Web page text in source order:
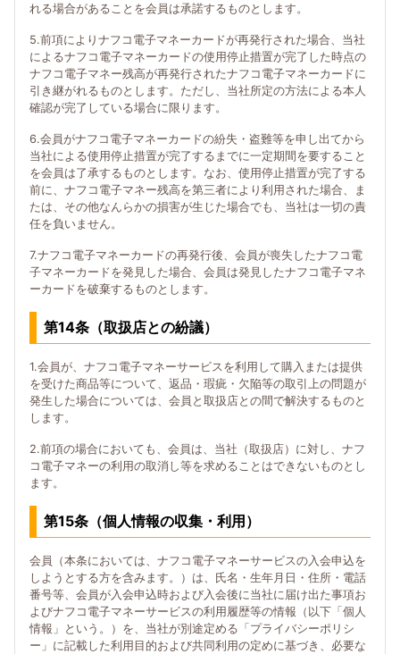
れる場合があることを会員は承諾するものとします。
5.前項によりナフコ電子マネーカードが再発行された場合、当社
によるナフコ電子マネーカードの使用停止措置が完了した時点の
ナフコ電子マネー残高が再発行されたナフコ電子マネーカードに
引き継がれるものとします。ただし、当社所定の方法による本人
確認が完了している場合に限ります。
6.会員がナフコ電子マネーカードの紛失・盗難等を申し出てから
当社による使用停止措置が完了するまでに一定期間を要すること
を会員は了承するものとします。なお、使用停止措置が完了する
前に、ナフコ電子マネー残高を第三者により利用された場合、ま
たは、その他なんらかの損害が生じた場合でも、当社は一切の責
任を負いません。
7.ナフコ電子マネーカードの再発行後、会員が喪失したナフコ電
子マネーカードを発見した場合、会員は発見したナフコ電子マネ
ーカードを破棄するものとします。
第14条（取扱店との紛議）
1.会員が、ナフコ電子マネーサービスを利用して購入または提供
を受けた商品等について、返品・瑕疵・欠陥等の取引上の問題が
発生した場合については、会員と取扱店との間で解決するものと
します。
2.前項の場合においても、会員は、当社（取扱店）に対し、ナフ
コ電子マネーの利用の取消し等を求めることはできないものとし
ます。
第15条（個人情報の収集・利用）
会員（本条においては、ナフコ電子マネーサービスの入会申込を
しようとする方を含みます。）は、氏名・生年月日・住所・電話
番号等、会員が入会申込時および入会後に当社に届け出た事項お
よびナフコ電子マネーサービスの利用履歴等の情報（以下「個人
情報」という。）を、当社が別途定める「プライバシーポリシ
ー」に記載した利用目的および共同利用の定めに基づき、必要な